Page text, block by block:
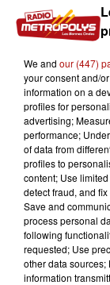
7 août 2026
La forêt de
We and our (447)
your consent and/
information on a
profiles for
advertising;
performance;
of data from
profiles to
content; Use
detect fraud, and
Save and
process personal
following
requested; Use
other data sources;
information